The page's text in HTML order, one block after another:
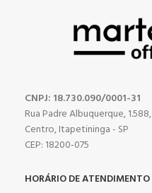
CNPJ: 18.730.090/0001-31
Rua Padre Albuquerque, 1.588,
Centro, Itapetininga - SP
CEP: 18200-075
HORÁRIO DE ATENDIMENTO